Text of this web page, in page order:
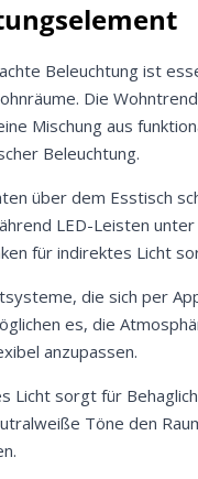
Beleuchtung ist
Die
Mischung aus
Beleuchtung.
über dem Esstisch
LED-Leisten unter
für indirektes Licht
die sich per
es, die
anzupassen.
Licht sorgt für
Töne den